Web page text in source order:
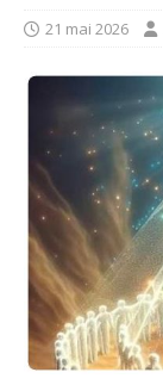
21 mai 2026